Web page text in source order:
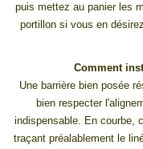
puis mettez au panier les
portillon si vous en
Comment
Une barrière bien posée
bien respecter
indispensable. En courbe,
traçant préalablement le